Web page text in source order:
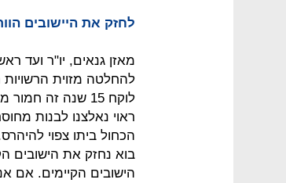
לחזק את היישובים
מאזן גנאים, יו"ר ועד
להחלטה מזוית
לוקח 15 שנה זה
ראוי נאלצנו לבנות
הכחול ביתו צפוי
בוא נחזק את הישובים